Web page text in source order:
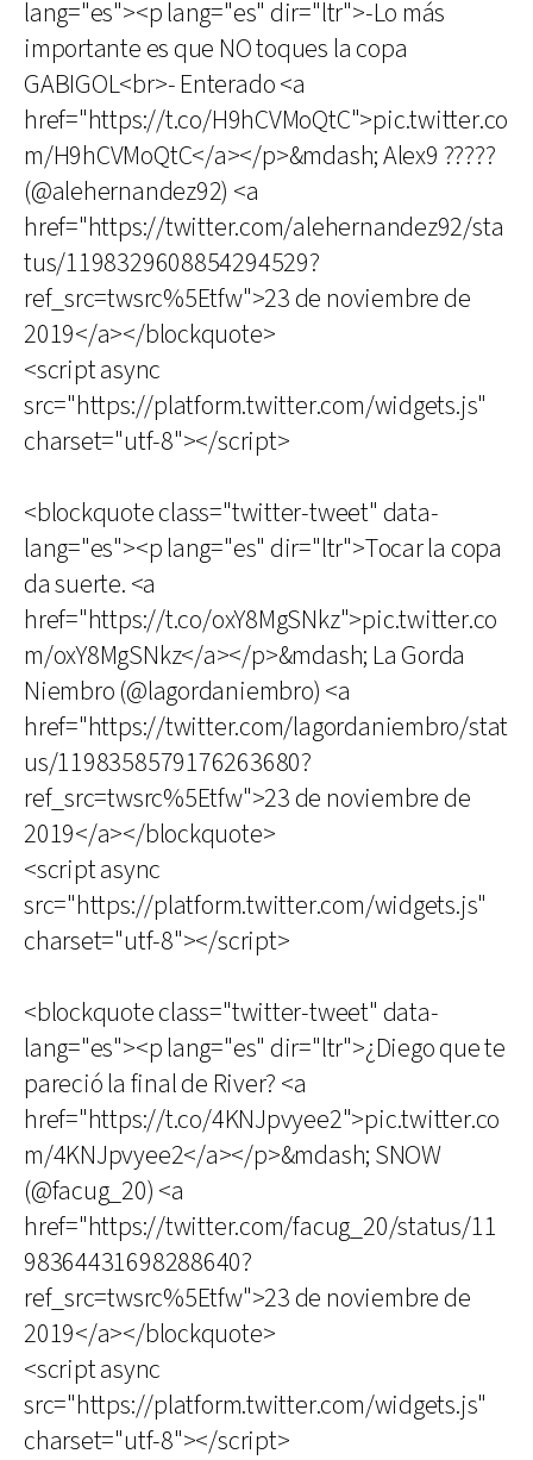
lang="es"><p lang="es" dir="ltr">-Lo más
importante es que NO toques la copa
GABIGOL<br>- Enterado <a
href="https://t.co/H9hCVMoQtC">pic.twitter.co
m/H9hCVMoQtC</a></p>&mdash; Alex9 ?????
(@alehernandez92) <a
href="https://twitter.com/alehernandez92/sta
tus/1198329608854294529?
ref_src=twsrc%5Etfw">23 de noviembre de
2019</a></blockquote>
<script async
src="https://platform.twitter.com/widgets.js"
charset="utf-8"></script>
<blockquote class="twitter-tweet" data-
lang="es"><p lang="es" dir="ltr">Tocar la copa
da suerte. <a
href="https://t.co/oxY8MgSNkz">pic.twitter.co
m/oxY8MgSNkz</a></p>&mdash; La Gorda
Niembro (@lagordaniembro) <a
href="https://twitter.com/lagordaniembro/stat
us/1198358579176263680?
ref_src=twsrc%5Etfw">23 de noviembre de
2019</a></blockquote>
<script async
src="https://platform.twitter.com/widgets.js"
charset="utf-8"></script>
<blockquote class="twitter-tweet" data-
lang="es"><p lang="es" dir="ltr">¿Diego que te
pareció la final de River? <a
href="https://t.co/4KNJpvyee2">pic.twitter.co
m/4KNJpvyee2</a></p>&mdash; SNOW
(@facug_20) <a
href="https://twitter.com/facug_20/status/11
98364431698288640?
ref_src=twsrc%5Etfw">23 de noviembre de
2019</a></blockquote>
<script async
src="https://platform.twitter.com/widgets.js"
charset="utf-8"></script>